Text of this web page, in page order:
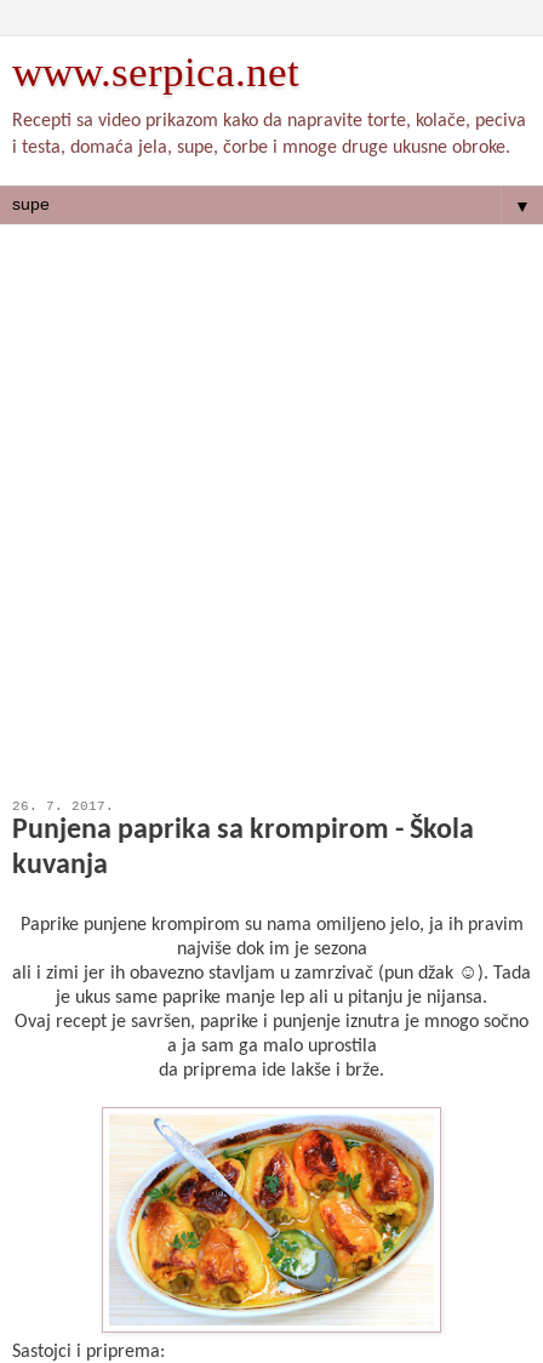
www.serpica.net
Recepti sa video prikazom kako da napravite torte, kolače, peciva
i testa, domaća jela, supe, čorbe i mnoge druge ukusne obroke.
▼
26. 7. 2017.
Punjena paprika sa krompirom - Škola
kuvanja
Paprike punjene krompirom su nama omiljeno jelo, ja ih pravim
najviše dok im je sezona
ali i zimi jer ih obavezno stavljam u zamrzivač (pun džak ☺). Tada
je ukus same paprike manje lep ali u pitanju je nijansa.
Ovaj recept je savršen, paprike i punjenje iznutra je mnogo sočno
a ja sam ga malo uprostila
da priprema ide lakše i brže.
Sastojci i priprema: